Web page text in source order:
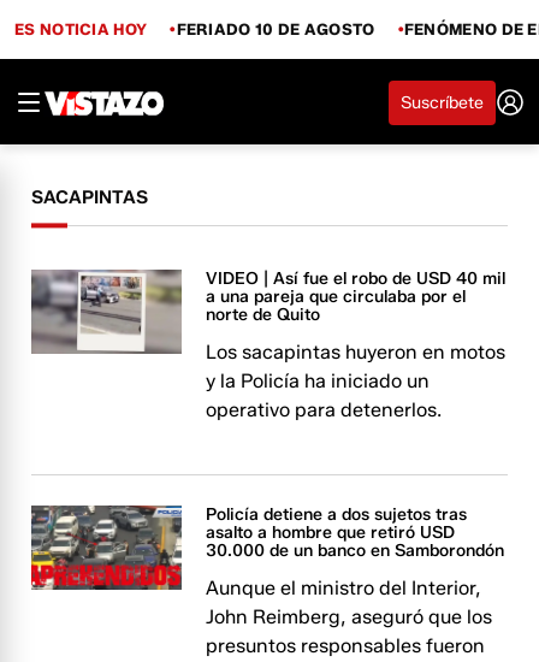
ES NOTICIA HOY FERIADO 10 DE AGOSTO FENÓMENO DE
Suscríbete
SACAPINTAS
VIDEO | Así fue el robo de USD 40 mil
a una pareja que circulaba por el
norte de Quito
Los sacapintas huyeron en motos
y la Policía ha iniciado un
operativo para detenerlos.
Policía detiene a dos sujetos tras
asalto a hombre que retiró USD
30.000 de un banco en Samborondón
Aunque el ministro del Interior,
John Reimberg, aseguró que los
presuntos responsables fueron